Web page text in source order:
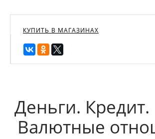
КУПИТЬ В МАГАЗИНАХ
Деньги. Кредит.
Валютные